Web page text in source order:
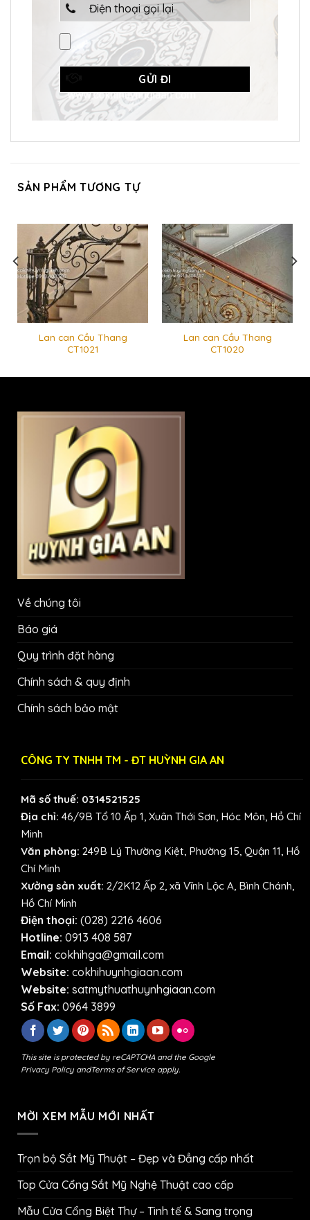
SẢN PHẨM TƯƠNG TỰ
Lan can Cầu Thang
CT1021
Lan can Cầu Thang
CT1020
Về chúng tôi
Báo giá
Quy trình đặt hàng
Chính sách & quy định
Chính sách bảo mật
CÔNG TY TNHH TM - ĐT HUỲNH GIA AN
Mã số thuế: 0314521525
Địa chỉ: 46/9B Tổ 10 Ấp 1, Xuân Thới Sơn, Hóc Môn, Hồ Chí
Minh
Văn phòng: 249B Lý Thường Kiệt, Phường 15, Quận 11, Hồ
Chí Minh
Xưởng sản xuất: 2/2K12 Ấp 2, xã Vĩnh Lộc A, Bình Chánh,
Hồ Chí Minh
Điện thoại: (028) 2216 4606
Hotline: 0913 408 587
Email: cokhihga@gmail.com
Website: cokhihuynhgiaan.com
Website: satmythuathuynhgiaan.com
Số Fax: 0964 3899
This site is protected by reCAPTCHA and the Google
Privacy PolicyandTerms of Serviceapply.
MỜI XEM MẪU MỚI NHẤT
Trọn bộ Sắt Mỹ Thuật – Đẹp và Đẳng cấp nhất
Top Cửa Cổng Sắt Mỹ Nghệ Thuật cao cấp
Mẫu Cửa Cổng Biệt Thự – Tinh tế & Sang trọng